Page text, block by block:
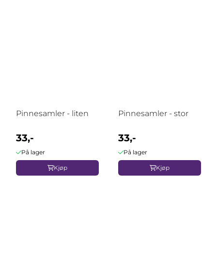
Pinnesamler - liten
33,-
På lager
Kjøp
Pinnesamler - stor
33,-
På lager
Kjøp